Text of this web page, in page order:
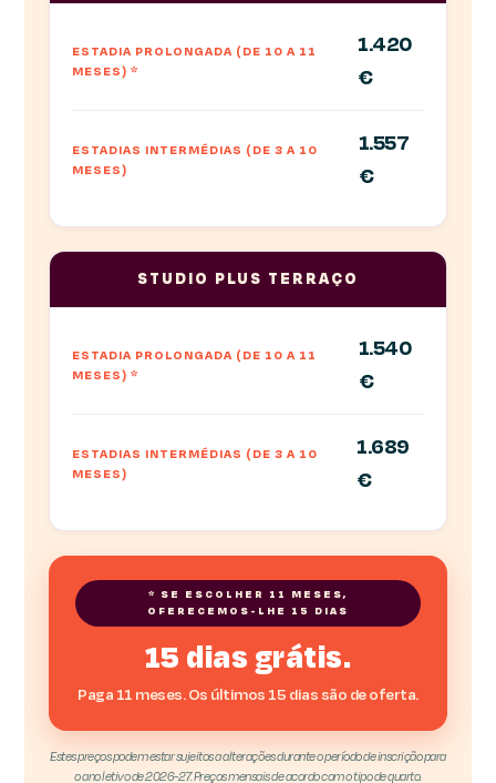
ESTADIA PROLONGADA (DE 10 A 11
MESES)*
1.420
€
ESTADIAS INTERMÉDIAS (DE 3 A 10
MESES)
1.557
€
STUDIO PLUS TERRAÇO
ESTADIA PROLONGADA (DE 10 A 11
MESES)*
1.540
€
ESTADIAS INTERMÉDIAS (DE 3 A 10
MESES)
1.689
€
* SE ESCOLHER 11 MESES,
OFERECEMOS-LHE 15 DIAS
15 dias grátis.
Paga 11 meses. Os últimos 15 dias são de oferta.
Estes preços podem estar sujeitos a alterações durante o período de inscrição para
o ano letivo de 2026-27. Preços mensais de acordo com o tipo de quarto.